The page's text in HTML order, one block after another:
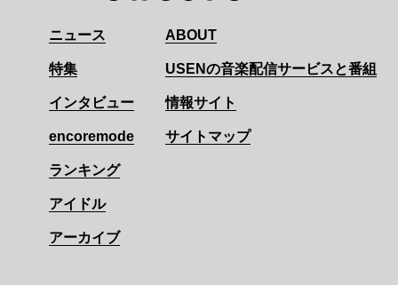
ニュース
特集
インタビュー
encoremode
ランキング
アイドル
アーカイブ
ABOUT
USENの音楽配信サービスと番組
情報サイト
サイトマップ